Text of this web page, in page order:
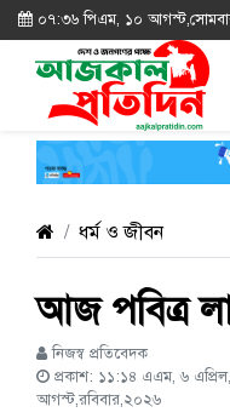
০৭:৩৬ পিএম, ১০
ধর্ম ও জীবন
আজ পবিত্র
নিজস্ব প্রতিবেদক
প্রকাশ: ১১:১৪ এএম, ৬
আগস্ট,রবিবার,২০২৬